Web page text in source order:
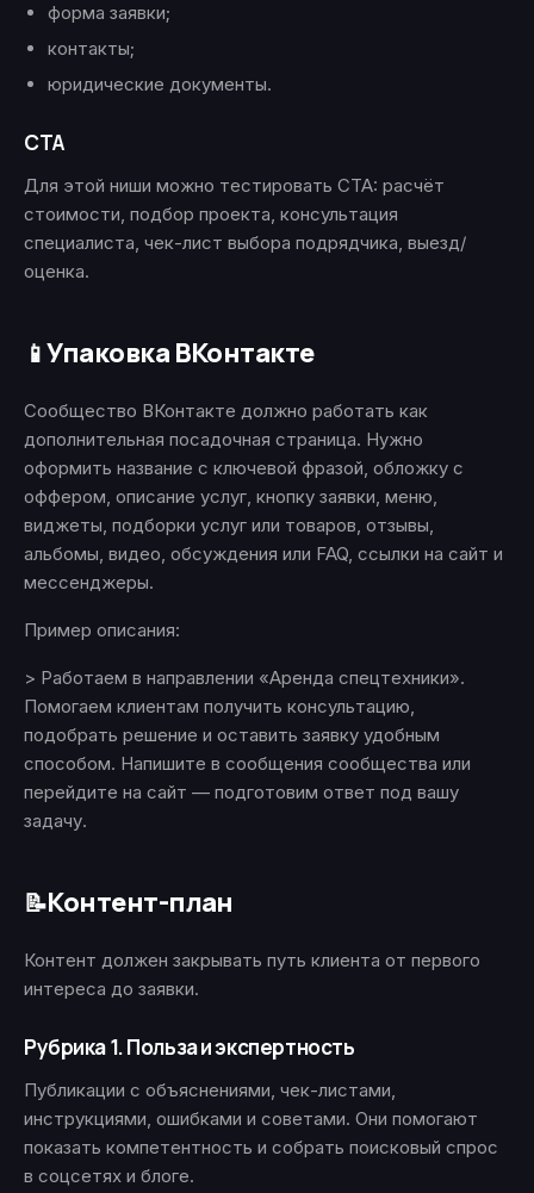
форма заявки;
контакты;
юридические документы.
CTA
Для этой ниши можно тестировать CTA: расчёт
стоимости, подбор проекта, консультация
специалиста, чек-лист выбора подрядчика, выезд/
оценка.
📱Упаковка ВКонтакте
Сообщество ВКонтакте должно работать как
дополнительная посадочная страница. Нужно
оформить название с ключевой фразой, обложку с
оффером, описание услуг, кнопку заявки, меню,
виджеты, подборки услуг или товаров, отзывы,
альбомы, видео, обсуждения или FAQ, ссылки на сайт и
мессенджеры.
Пример описания:
> Работаем в направлении «Аренда спецтехники».
Помогаем клиентам получить консультацию,
подобрать решение и оставить заявку удобным
способом. Напишите в сообщения сообщества или
перейдите на сайт — подготовим ответ под вашу
задачу.
📝Контент-план
Контент должен закрывать путь клиента от первого
интереса до заявки.
Рубрика 1. Польза и экспертность
Публикации с объяснениями, чек-листами,
инструкциями, ошибками и советами. Они помогают
показать компетентность и собрать поисковый спрос
в соцсетях и блоге.